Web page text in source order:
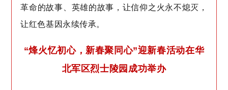
革命的故事、英雄的故事，让信仰之火永不熄灭，
让红色基因永续传承。
“烽火忆初心，新春聚同心”迎新春活动在华
北军区烈士陵园成功举办